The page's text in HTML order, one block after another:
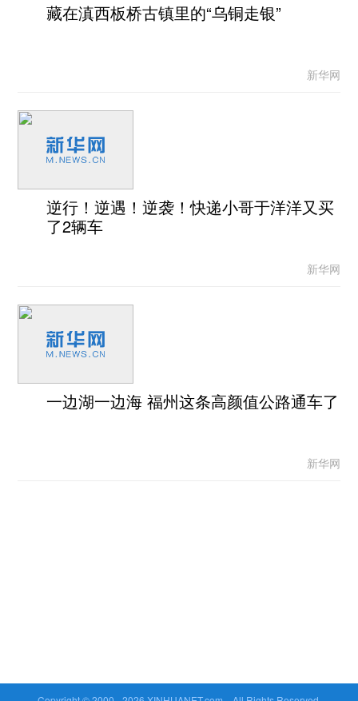
藏在滇西板桥古镇里的“乌铜走银”
新华网
逆行！逆遇！逆袭！快递小哥于洋洋又买
了2辆车
新华网
一边湖一边海 福州这条高颜值公路通车了
新华网